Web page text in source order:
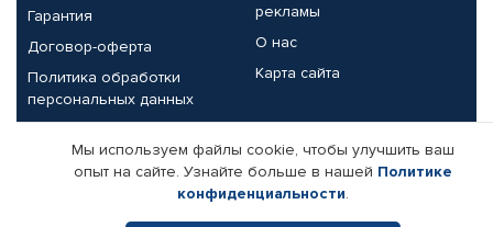
Гарантия
Договор-оферта
Политика обработки
персональных данных
рекламы
О нас
Карта сайта
Партнерам
Корпоративным клиентам
Поставщикам
Реквизиты компании
Мы используем файлы cookie, чтобы улучшить ваш
опыт на сайте. Узнайте больше в нашей Политике
конфиденциальности.